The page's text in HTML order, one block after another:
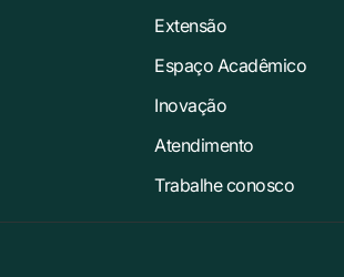
Extensão
Espaço Acadêmico
Inovação
Atendimento
Trabalhe conosco